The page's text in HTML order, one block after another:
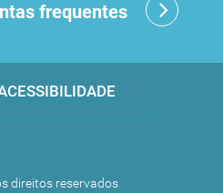
frequentes
direitos reservados